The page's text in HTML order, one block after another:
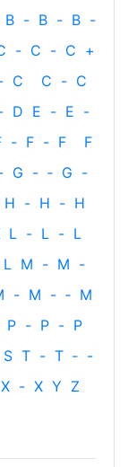
B - B - B -
- C - C +
C C - C
D E - E -
- F - F
F
G - ‐ G -
H - H - H
L - L - L
L M - M -
- M - ‐ M
P - P - P
S T - T ‐ -
X - X Y Z